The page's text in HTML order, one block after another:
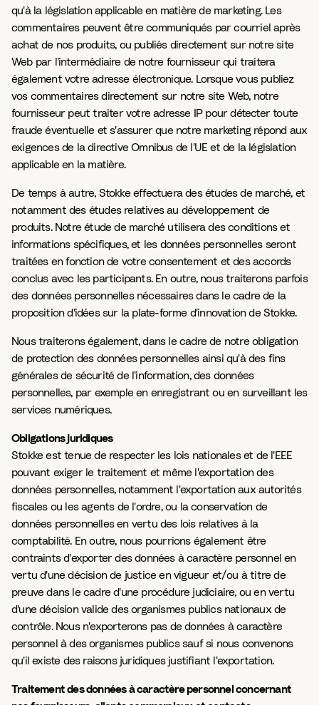
qu'à la législation applicable en matière de marketing. Les
commentaires peuvent être communiqués par courriel après
achat de nos produits, ou publiés directement sur notre site
Web par l'intermédiaire de notre fournisseur qui traitera
également votre adresse électronique. Lorsque vous publiez
vos commentaires directement sur notre site Web, notre
fournisseur peut traiter votre adresse IP pour détecter toute
fraude éventuelle et s'assurer que notre marketing répond aux
exigences de la directive Omnibus de l'UE et de la législation
applicable en la matière.
De temps à autre, Stokke effectuera des études de marché, et
notamment des études relatives au développement de
produits. Notre étude de marché utilisera des conditions et
informations spécifiques, et les données personnelles seront
traitées en fonction de votre consentement et des accords
conclus avec les participants. En outre, nous traiterons parfois
des données personnelles nécessaires dans le cadre de la
proposition d'idées sur la plate-forme d'innovation de Stokke.
Nous traiterons également, dans le cadre de notre obligation
de protection des données personnelles ainsi qu'à des fins
générales de sécurité de l'information, des données
personnelles, par exemple en enregistrant ou en surveillant les
services numériques.
Obligations juridiques
Stokke est tenue de respecter les lois nationales et de l'EEE
pouvant exiger le traitement et même l'exportation des
données personnelles, notamment l'exportation aux autorités
fiscales ou les agents de l'ordre, ou la conservation de
données personnelles en vertu des lois relatives à la
comptabilité. En outre, nous pourrions également être
contraints d'exporter des données à caractère personnel en
vertu d'une décision de justice en vigueur et/ou à titre de
preuve dans le cadre d'une procédure judiciaire, ou en vertu
d'une décision valide des organismes publics nationaux de
contrôle. Nous n'exporterons pas de données à caractère
personnel à des organismes publics sauf si nous convenons
qu'il existe des raisons juridiques justifiant l'exportation.
Traitement des données à caractère personnel concernant